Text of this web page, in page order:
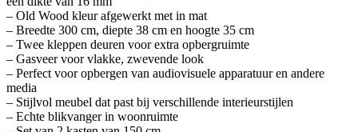
– Old Wood kleur afgewerkt met in mat
– Breedte 300 cm, diepte 38 cm en hoogte 35 cm
– Twee kleppen deuren voor extra opbergruimte
– Gasveer voor vlakke, zwevende look
– Perfect voor opbergen van audiovisuele apparatuur en andere
media
– Stijlvol meubel dat past bij verschillende interieurstijlen
– Echte blikvanger in woonruimte